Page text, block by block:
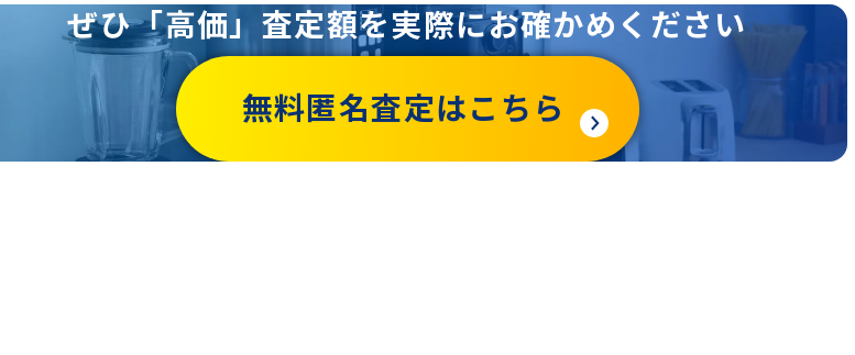
ぜひ「高価」査定額を実際にお確かめください
無料匿名査定はこちら